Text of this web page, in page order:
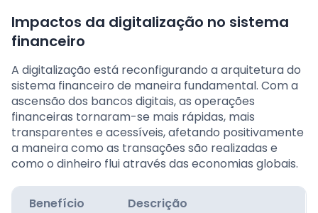
Impactos da digitalização no sistema
financeiro
A digitalização está reconfigurando a arquitetura do
sistema financeiro de maneira fundamental. Com a
ascensão dos bancos digitais, as operações
financeiras tornaram-se mais rápidas, mais
transparentes e acessíveis, afetando positivamente
a maneira como as transações são realizadas e
como o dinheiro flui através das economias globais.
Benefício Descrição